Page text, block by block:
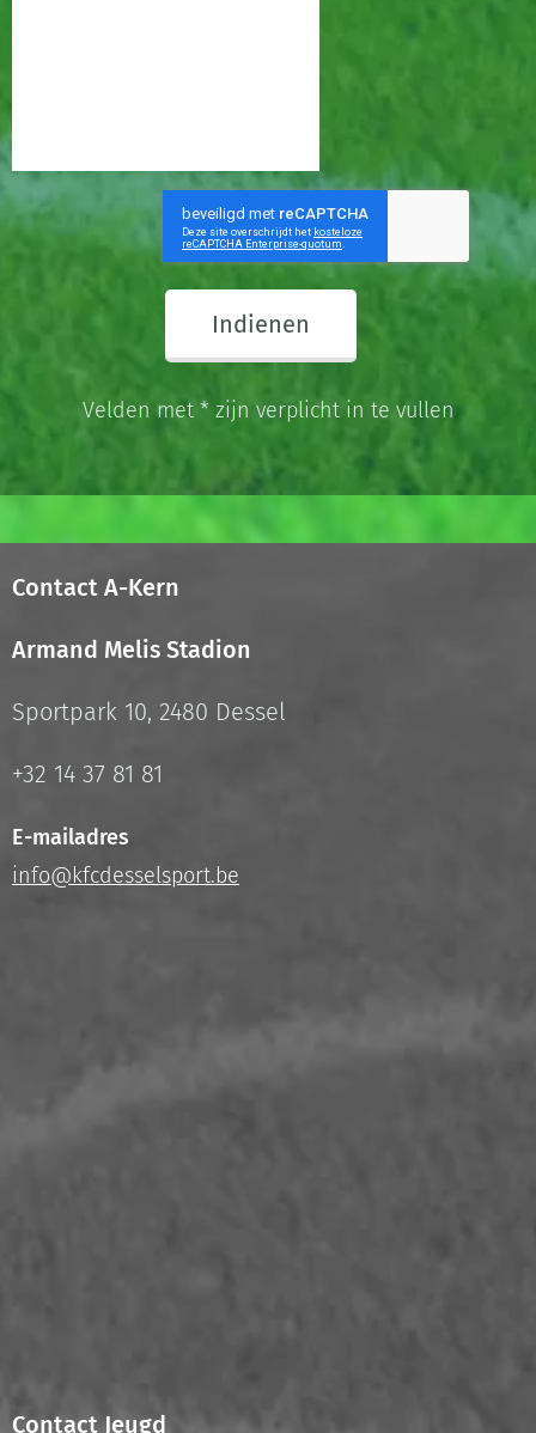
Indienen
Velden met * zijn verplicht in te vullen
Contact A-Kern
Armand Melis Stadion
Sportpark 10, 2480 Dessel
+32 14 37 81 81
E-mailadres
info@kfcdesselsport.be
Contact Jeugd